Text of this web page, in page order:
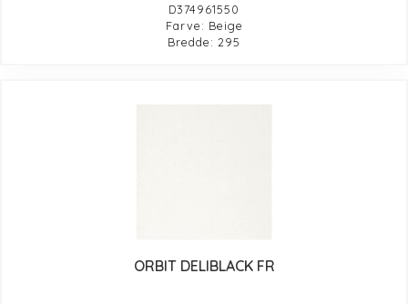
D374961550
Farve: Beige
Bredde: 295
ORBIT DELIBLACK FR